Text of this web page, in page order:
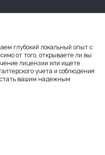
глубокий локальный опыт с
от того, открываете ли вы
лицензии или ищете
учета и соблюдения
вашим надежным